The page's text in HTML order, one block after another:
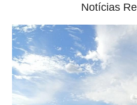
Notícias